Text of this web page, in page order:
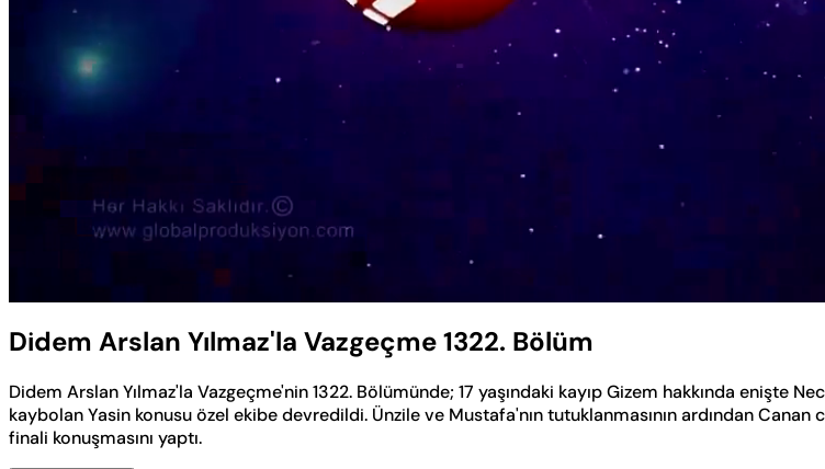
Didem Arslan Yılmaz'la Vazgeçme 1322. Bölüm
Didem Arslan Yılmaz'la Vazgeçme'nin 1322. Bölümünde; 17 yaşındaki kayıp Gizem hakkında enişte
kaybolan Yasin konusu özel ekibe devredildi. Ünzile ve Mustafa'nın tutuklanmasının ardından Canan
finali konuşmasını yaptı.